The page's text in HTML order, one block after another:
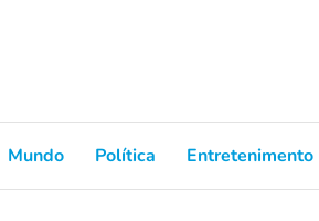
Mundo Política Entretenimento